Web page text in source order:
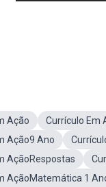
Ação Currículo Em
Ação9 Ano
AçãoRespostas
AçãoMatemática 1